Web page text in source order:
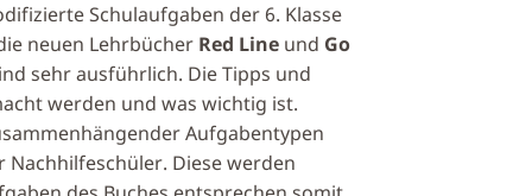
Schulaufgaben der 6. Klasse
neuen Lehrbücher Red Line und Go
sehr ausführlich. Die Tipps und
werden und was wichtig ist.
Aufgabentypen
Diese werden